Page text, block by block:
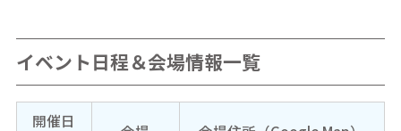
イベント日程＆会場情報一覧
開催日